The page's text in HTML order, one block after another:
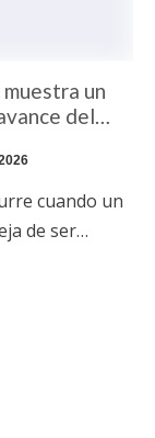
un
del
Roca»
cuando un
de ser